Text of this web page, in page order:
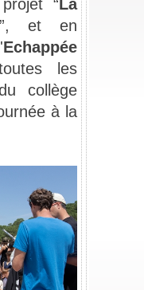
“La
et en
Echappée
les
collège
ont participé à une journée à la